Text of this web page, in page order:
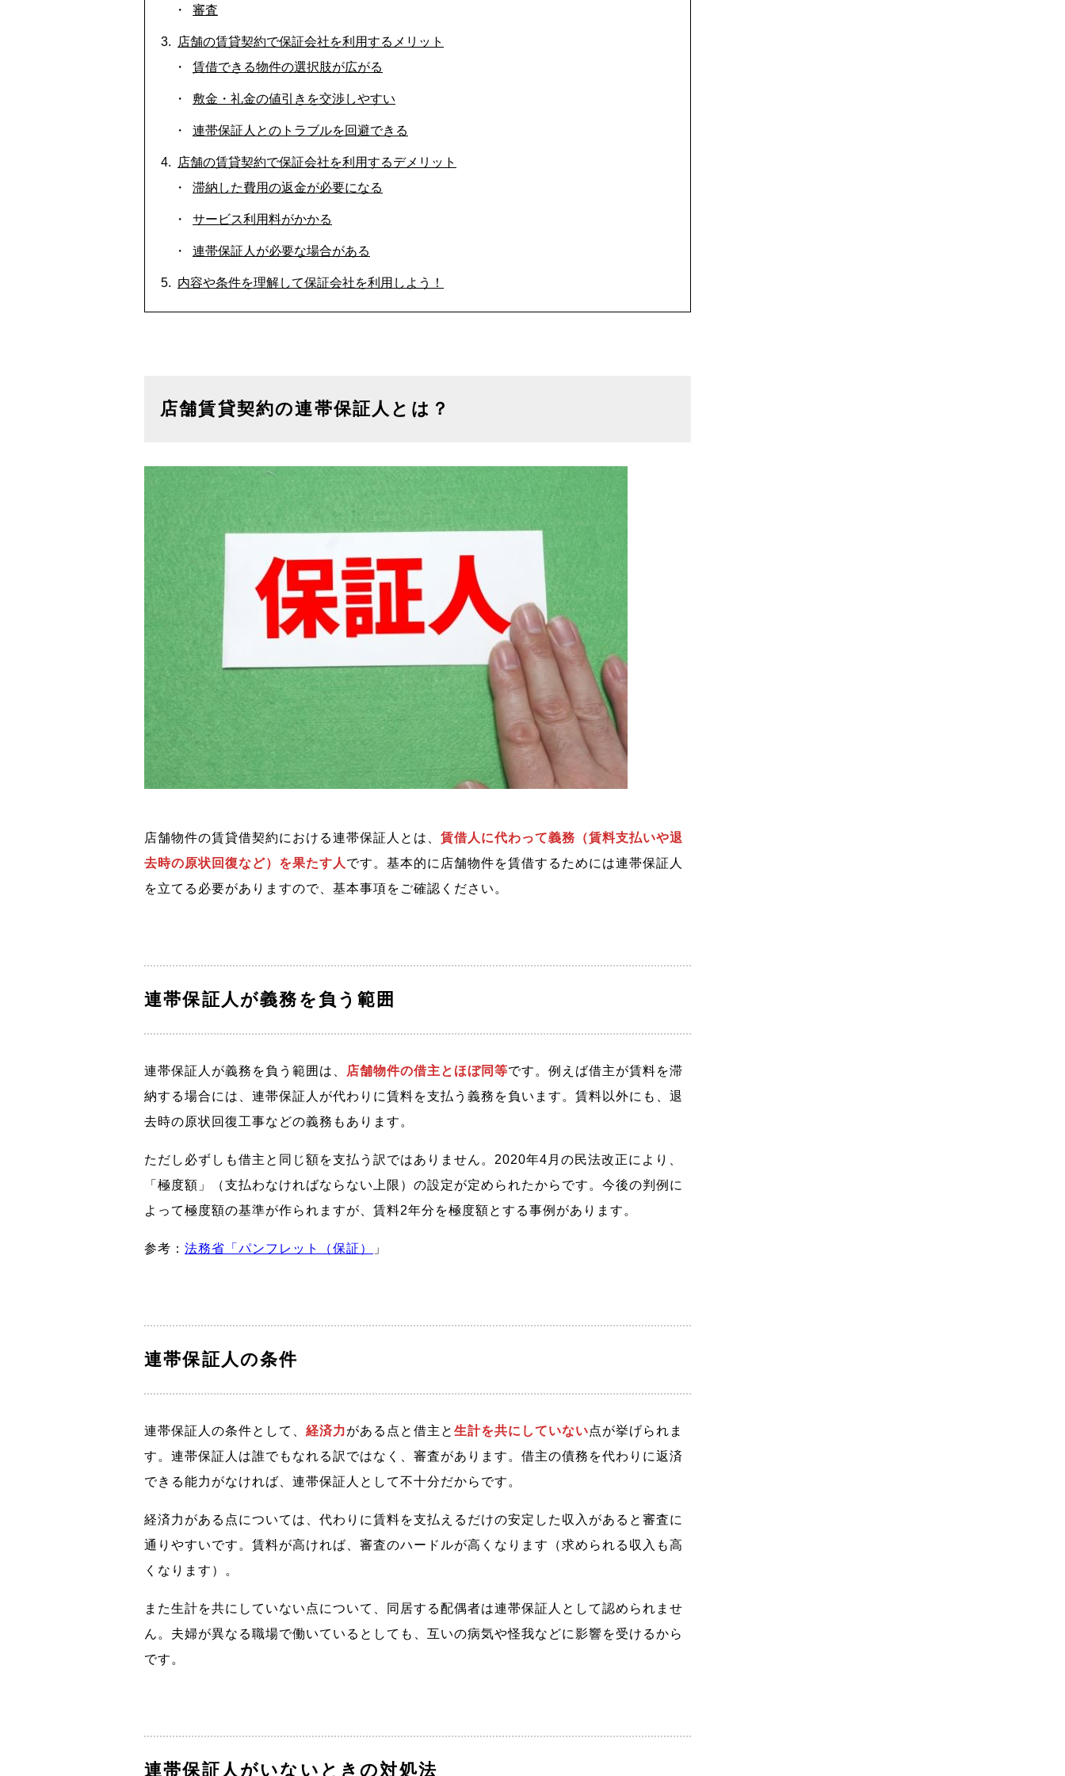
審査
店舗の賃貸契約で保証会社を利用するメリット
賃借できる物件の選択肢が広がる
敷金・礼金の値引きを交渉しやすい
連帯保証人とのトラブルを回避できる
店舗の賃貸契約で保証会社を利用するデメリット
滞納した費用の返金が必要になる
サービス利用料がかかる
連帯保証人が必要な場合がある
内容や条件を理解して保証会社を利用しよう！
店舗賃貸契約の連帯保証人とは？
店舗物件の賃貸借契約における連帯保証人とは、 賃借人に代わって義務（賃料支払いや退
去時の原状回復など）を果たす人 です。基本的に店舗物件を賃借するためには連帯保証人
を立てる必要がありますので、基本事項をご確認ください。
連帯保証人が義務を負う範囲
連帯保証人が義務を負う範囲は、 店舗物件の借主とほぼ同等です。例えば借主が賃料を滞
納する場合には、連帯保証人が代わりに賃料を支払う義務を負います。賃料以外にも、退
去時の原状回復工事などの義務もあります。
ただし必ずしも借主と同じ額を支払う訳ではありません。2020年4月の民法改正により、
「極度額」（支払わなければならない上限）の設定が定められたからです。今後の判例に
よって極度額の基準が作られますが、賃料2年分を極度額とする事例があります。
参考： 法務省「パンフレット（保証） 」
連帯保証人の条件
連帯保証人の条件として、 経済力がある点と借主と 生計を共にしていない点が挙げられま
す。連帯保証人は誰でもなれる訳ではなく、審査があります。借主の債務を代わりに返済
できる能力がなければ、連帯保証人として不十分だからです。
経済力がある点については、代わりに賃料を支払えるだけの安定した収入があると審査に
通りやすいです。賃料が高ければ、審査のハードルが高くなります（求められる収入も高
くなります）。
また生計を共にしていない点について、同居する配偶者は連帯保証人として認められませ
ん。夫婦が異なる職場で働いているとしても、互いの病気や怪我などに影響を受けるから
です。
連帯保証人がいないときの対処法